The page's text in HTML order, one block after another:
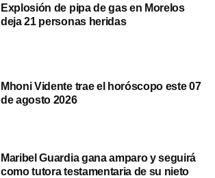
Explosión de pipa de gas en Morelos
deja 21 personas heridas
Mhoni Vidente trae el horóscopo este 07
de agosto 2026
Maribel Guardia gana amparo y seguirá
como tutora testamentaria de su nieto